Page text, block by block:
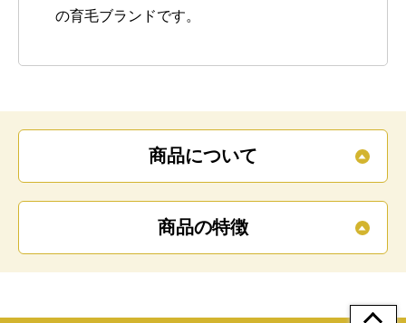
の育毛ブランドです。
商品について
商品の特徴